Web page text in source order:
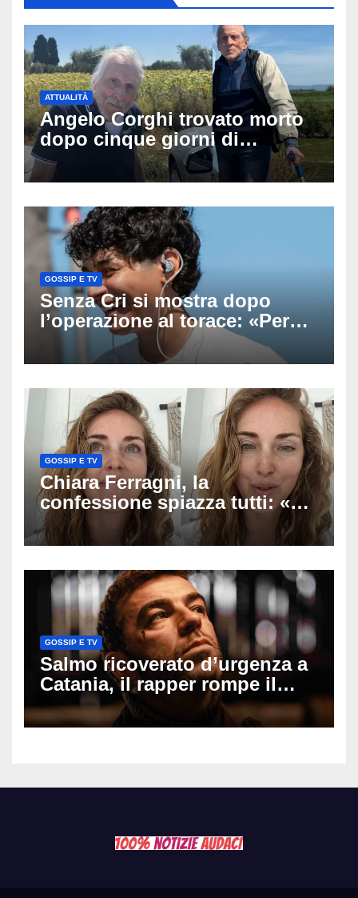
ATTUALITÀ
Angelo Corghi trovato morto
dopo cinque giorni di
ricerche: il giallo dell’80enne
scomparso dopo essere
GOSSIP E TV
Senza Cri si mostra dopo
l’operazione al torace: «Per
anni mi sentivo in trappola», il
racconto sul difficile percorso
GOSSIP E TV
Chiara Ferragni, la
confessione spiazza tutti: «Un
mio ex voleva che mi rifacessi
il seno». Poi svela i ritocchi di
GOSSIP E TV
Salmo ricoverato d’urgenza a
Catania, il rapper rompe il
silenzio dopo la notte in
ospedale: come sta e cosa